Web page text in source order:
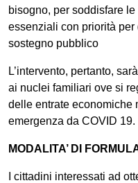
bisogno, per soddisfare
essenziali con priorità
sostegno pubblico
L’intervento, pertanto,
ai nuclei familiari ove si
delle entrate economiche
emergenza da COVID 19.
MODALITA’ DI
I cittadini interessati ad